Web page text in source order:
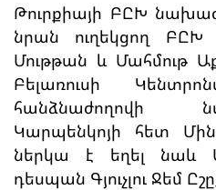
Թուրքիայի ԲԸԽ
նրան ուղեկցող
Մութթան և Մահմութ
Բելառուսի
հանձնաժողովի
Կարպենկոյի հետ
ներկա է եղել նաև
դեսպան Գյուչլու Ջեմ